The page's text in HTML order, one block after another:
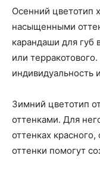
Осенний цветотип
насыщенными
карандаши для губ
или
индивидуальность
Зимний цветотип
оттенками. Для
оттенках
оттенки помогут